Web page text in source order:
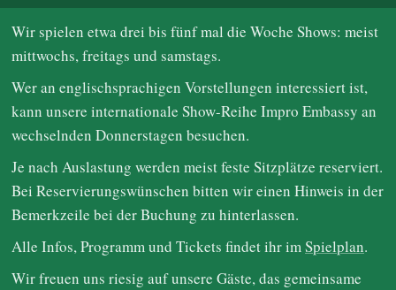
Wir spielen etwa drei bis fünf mal die Woche Shows: meist
mittwochs, freitags und samstags.
Wer an englischsprachigen Vorstellungen interessiert ist,
kann unsere internationale Show-Reihe Impro Embassy an
wechselnden Donnerstagen besuchen.
Je nach Auslastung werden meist feste Sitzplätze reserviert.
Bei Reservierungswünschen bitten wir einen Hinweis in der
Bemerkzeile bei der Buchung zu hinterlassen.
Alle Infos, Programm und Tickets findet ihr imSpielplan.
Wir freuen uns riesig auf unsere Gäste, das gemeinsame